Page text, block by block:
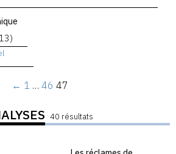
← 1 … 46 47
40 résultats